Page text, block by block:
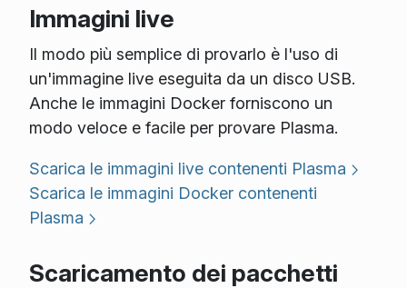
Immagini live
Il modo più semplice di provarlo è l'uso di
un'immagine live eseguita da un disco USB.
Anche le immagini Docker forniscono un
modo veloce e facile per provare Plasma.
Scarica le immagini live contenenti Plasma
Scarica le immagini Docker contenenti
Plasma
Scaricamento dei pacchetti